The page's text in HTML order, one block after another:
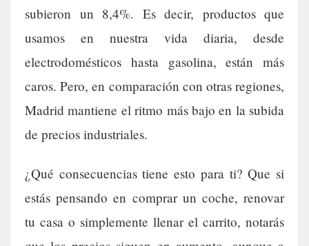
subieron un 8,4%. Es decir, productos que
usamos en nuestra vida diaria, desde
electrodomésticos hasta gasolina, están más
caros. Pero, en comparación con otras regiones,
Madrid mantiene el ritmo más bajo en la subida
de precios industriales.
¿Qué consecuencias tiene esto para ti? Que si
estás pensando en comprar un coche, renovar
tu casa o simplemente llenar el carrito, notarás